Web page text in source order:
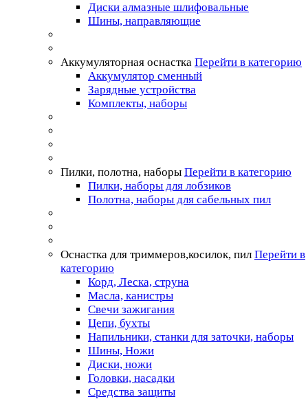
Диски алмазные шлифовальные
Шины, направляющие
Аккумуляторная оснастка Перейти в категорию
Аккумулятор сменный
Зарядные устройства
Комплекты, наборы
Пилки, полотна, наборы Перейти в категорию
Пилки, наборы для лобзиков
Полотна, наборы для сабельных пил
Оснастка для триммеров,косилок, пил Перейти в
категорию
Корд, Леска, струна
Масла, канистры
Свечи зажигания
Цепи, бухты
Напильники, станки для заточки, наборы
Шины, Ножи
Диски, ножи
Головки, насадки
Средства защиты